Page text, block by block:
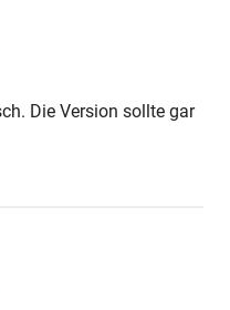
Die Version sollte gar